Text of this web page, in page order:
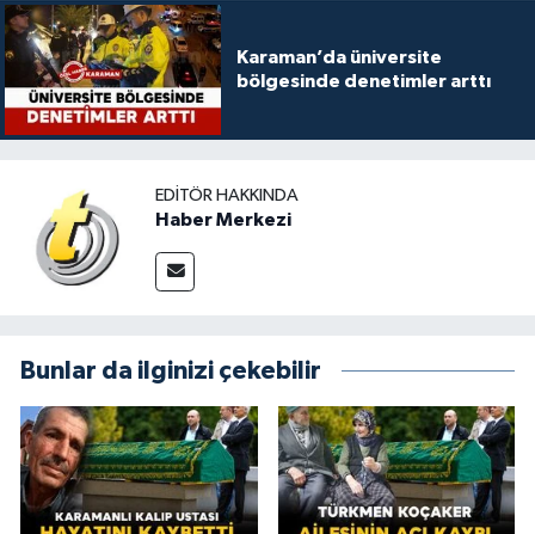
Karaman’da üniversite
bölgesinde denetimler arttı
EDITÖR HAKKINDA
Haber Merkezi
Bunlar da ilginizi çekebilir